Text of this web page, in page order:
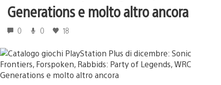
Generations e molto altro ancora
0 0 18